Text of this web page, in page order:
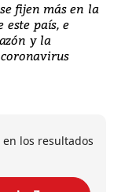
fijen más en la
este país, e
y la
los resultados